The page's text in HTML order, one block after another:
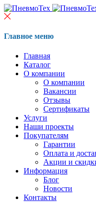
Главное меню
Главная
Каталог
О компании
О компании
Вакансии
Отзывы
Сертификаты
Услуги
Наши проекты
Покупателям
Гарантии
Оплата и
Акции и
Информация
Блог
Новости
Контакты